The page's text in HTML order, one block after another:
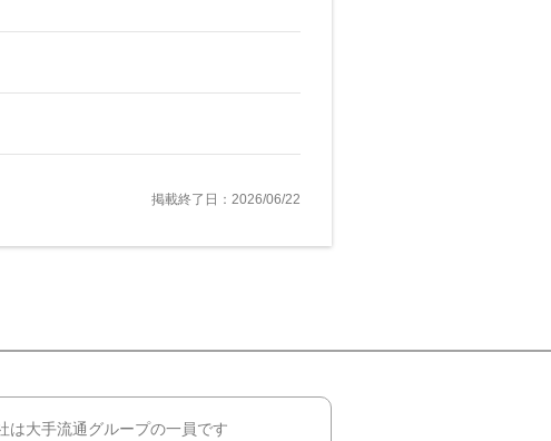
掲載終了日：2026/06/22
は大手流通グループの一員です